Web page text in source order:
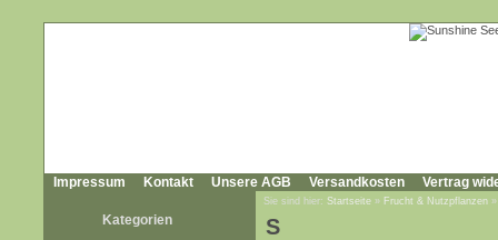
Impressum Kontakt Unsere AGB Versandkosten Vertrag
Kategorien
Sie sind hier: Startseite » Frucht & Nutzpflanzen
S